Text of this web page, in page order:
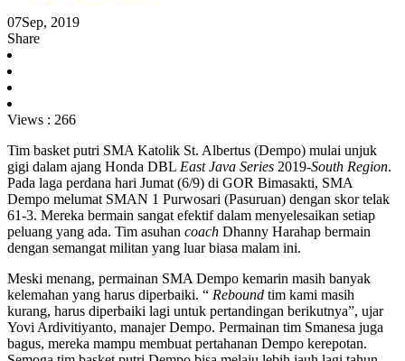
07Sep, 2019
Share
Views : 266
Tim basket putri SMA Katolik St. Albertus (Dempo) mulai unjuk
gigi dalam ajang Honda DBL East Java Series 2019-South Region.
Pada laga perdana hari Jumat (6/9) di GOR Bimasakti, SMA
Dempo melumat SMAN 1 Purwosari (Pasuruan) dengan skor telak
61-3. Mereka bermain sangat efektif dalam menyelesaikan setiap
peluang yang ada. Tim asuhan coach Dhanny Harahap bermain
dengan semangat militan yang luar biasa malam ini.
Meski menang, permainan SMA Dempo kemarin masih banyak
kelemahan yang harus diperbaiki. “ Rebound tim kami masih
kurang, harus diperbaiki lagi untuk pertandingan berikutnya”, ujar
Yovi Ardivitiyanto, manajer Dempo. Permainan tim Smanesa juga
bagus, mereka mampu membuat pertahanan Dempo kerepotan.